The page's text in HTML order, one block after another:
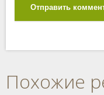
Отправить
Похожие